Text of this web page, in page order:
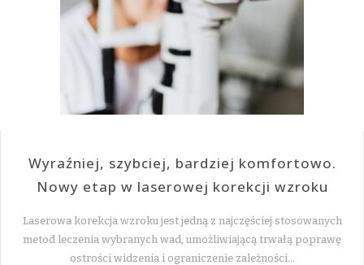
Wyraźniej, szybciej, bardziej komfortowo.
Nowy etap w laserowej korekcji wzroku
Laserowa korekcja wzroku jest jedną z najczęściej stosowanych
metod leczenia wybranych wad, umożliwiającą trwałą poprawę
ostrości widzenia i ograniczenie zależności…